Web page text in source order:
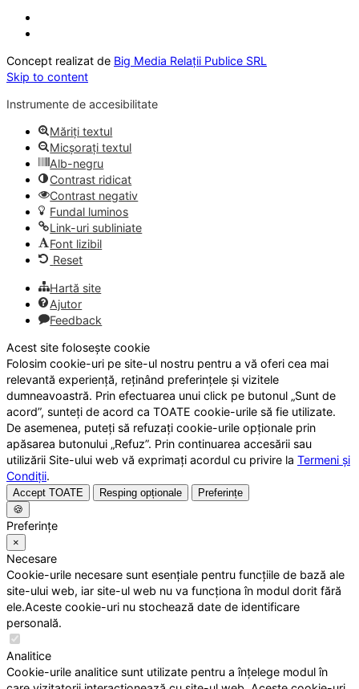
Concept realizat de Big Media Relații Publice SRL
Skip to content
Instrumente de accesibilitate
Măriți textul
Micșorați textul
Alb-negru
Contrast ridicat
Contrast negativ
Fundal luminos
Link-uri subliniate
Font lizibil
Reset
Hartă site
Ajutor
Feedback
Acest site folosește cookie
Folosim cookie-uri pe site-ul nostru pentru a vă oferi cea mai
relevantă experiență, reținând preferințele și vizitele
dumneavoastră. Prin efectuarea unui click pe butonul „Sunt de
acord”, sunteți de acord ca TOATE cookie-urile să fie utilizate.
De asemenea, puteți să refuzați cookie-urile opționale prin
apăsarea butonului „Refuz”. Prin continuarea accesării sau
utilizării Site-ului web vă exprimați acordul cu privire la Termeni și
Condiții.
Accept TOATE Resping opționale
Preferințe
🍪
Preferințe
×
Necesare
Cookie-urile necesare sunt esențiale pentru funcțiile de bază ale
site-ului web, iar site-ul web nu va funcționa în modul dorit fără
ele.Aceste cookie-uri nu stochează date de identificare
personală.
Analitice
Cookie-urile analitice sunt utilizate pentru a înțelege modul în